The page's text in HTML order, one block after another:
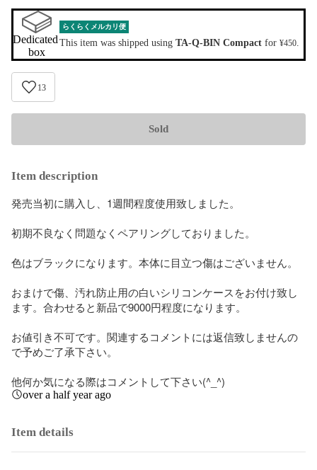
Dedicated
box
らくらくメルカリ便
This item was shipped using TA-Q-BIN Compact for ¥450.
13
Sold
Item description
発売当初に購入し、1週間程度使用致しました。
初期不良なく問題なくペアリングしておりました。
色はブラックになります。本体に目立つ傷はございません。
おまけで傷、汚れ防止用の白いシリコンケースをお付け致し
ます。合わせると新品で9000円程度になります。
お値引き不可です。関連するコメントには返信致しませんの
で予めご了承下さい。
他何か気になる際はコメントして下さい(^_^)
over a half year ago
Item details